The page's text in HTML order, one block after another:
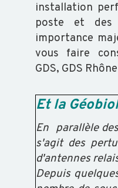
installation
poste et des
importance
vous faire
GDS, GDS
Et la
En parallèle
s'agit des
d'antennes
Depuis